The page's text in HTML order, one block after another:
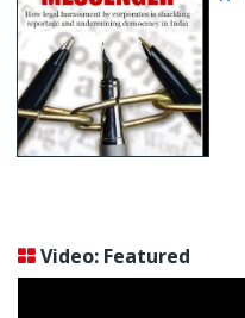
Video: Featured